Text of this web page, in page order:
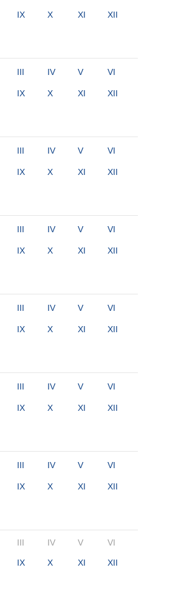
IX X XI XII
III IV V VI
IX X XI XII
III IV V VI
IX X XI XII
III IV V VI
IX X XI XII
III IV V VI
IX X XI XII
III IV V VI
IX X XI XII
III IV V VI
IX X XI XII
III IV V VI
IX X XI XII